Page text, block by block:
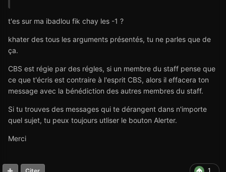
t'es sur ma ibadlou fik chay les -1 ?
khater des tous les arguments présentés, tu ne parles que de
ça.
CBS est régie par des régles, si un membre du staff pense que
ce que t'écris est contraire à l'esprit CBS, alors il effacera ton
message avec la bénédiction des autres membres du staff.
Si tu trouves des messages qui te dérangent dans n'importe
quel sujet, tu peux toujours utliser le bouton Alerter.
Merci
1